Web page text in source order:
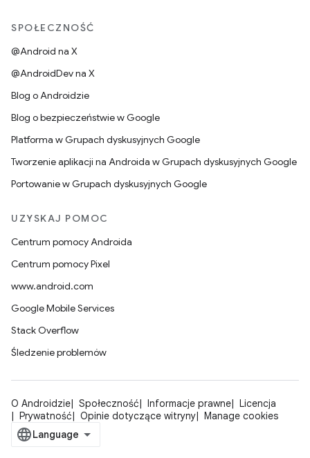
SPOŁECZNOŚĆ
@Android na X
@AndroidDev na X
Blog o Androidzie
Blog o bezpieczeństwie w Google
Platforma w Grupach dyskusyjnych Google
Tworzenie aplikacji na Androida w Grupach dyskusyjnych Google
Portowanie w Grupach dyskusyjnych Google
UZYSKAJ POMOC
Centrum pomocy Androida
Centrum pomocy Pixel
www.android.com
Google Mobile Services
Stack Overflow
Śledzenie problemów
O Androidzie Społeczność Informacje prawne
Licencja
Prywatność
Opinie dotyczące witryny Manage cookies